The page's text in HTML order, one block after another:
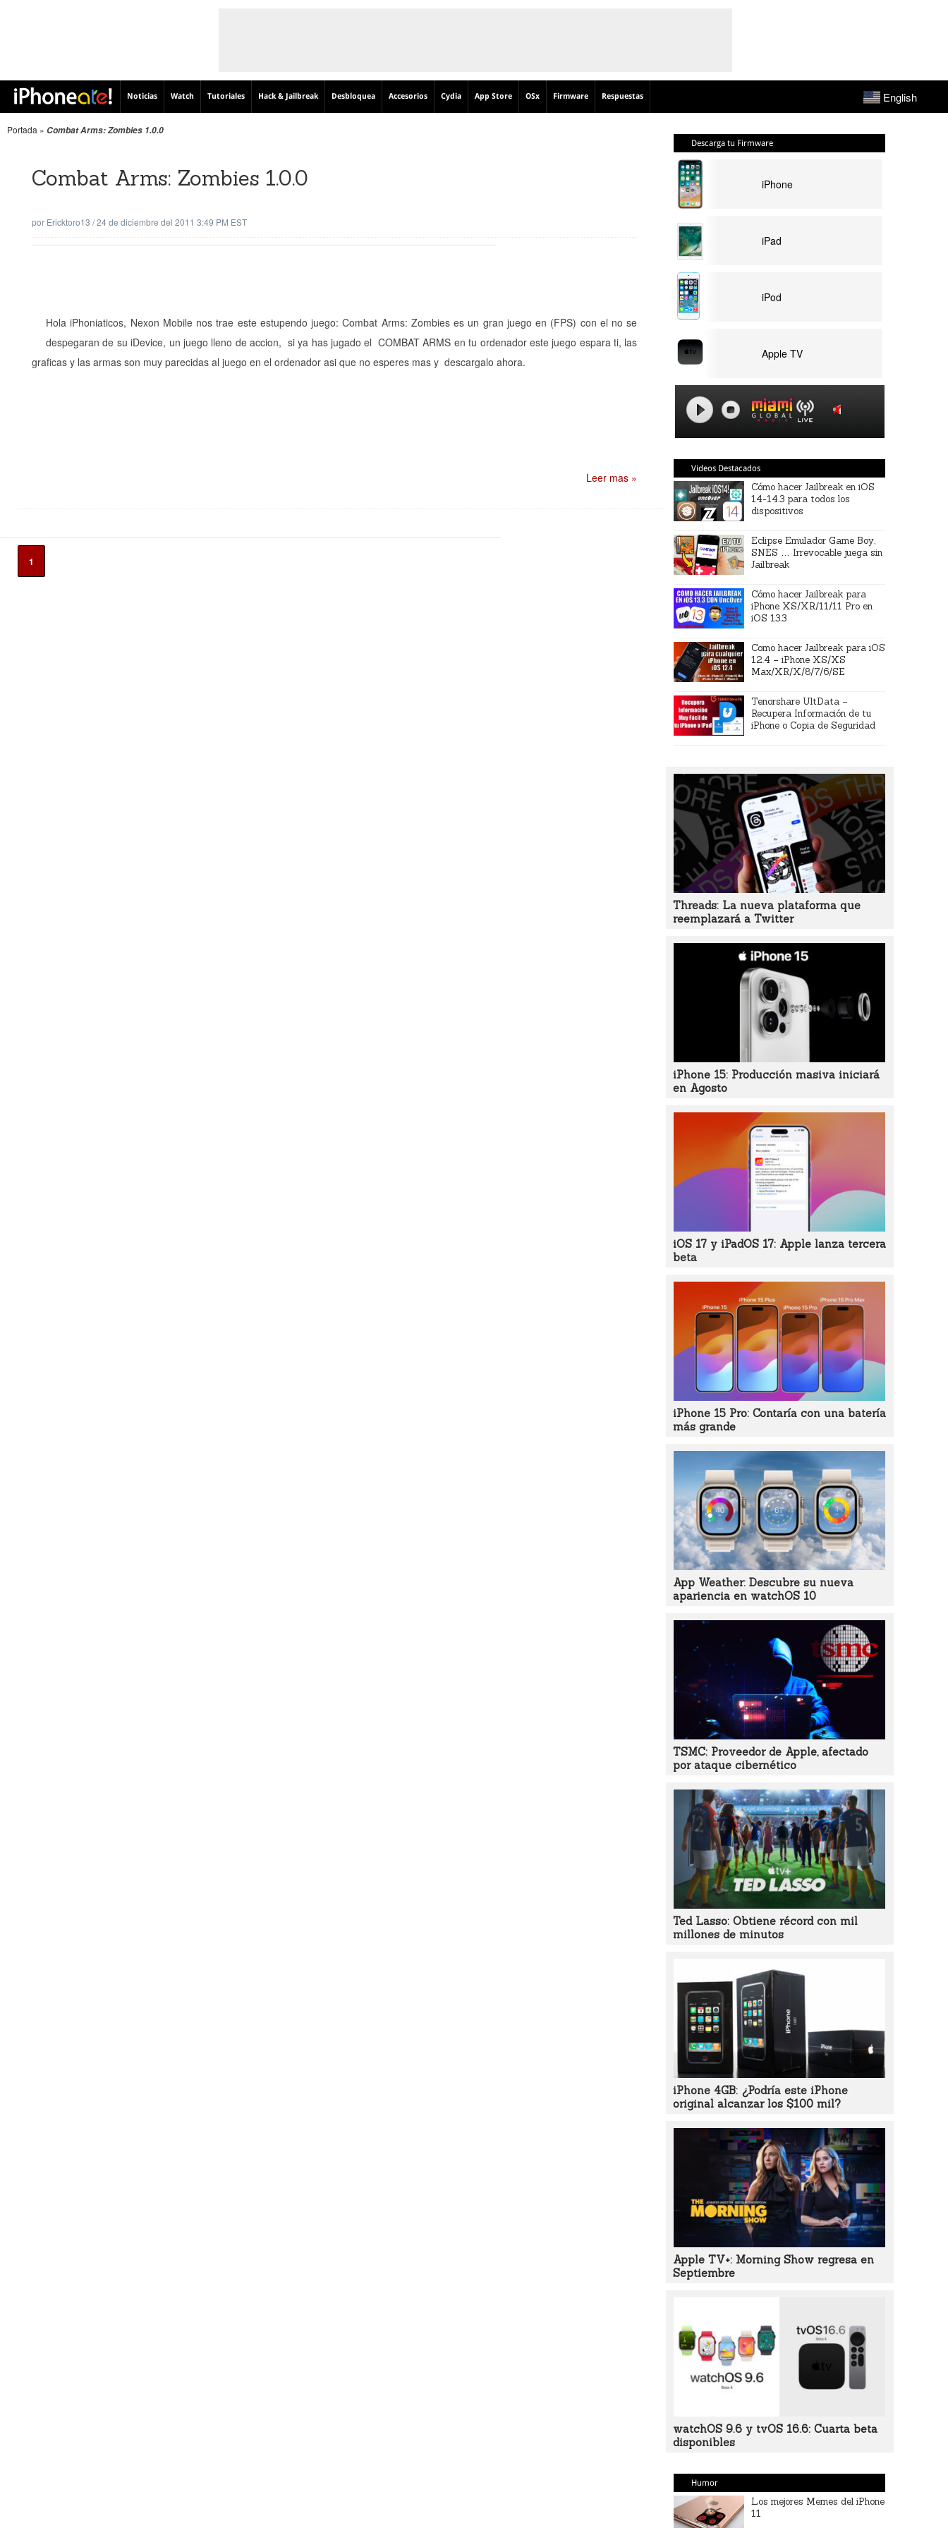
Noticias Watch Tutoriales Hack & Jailbreak Desbloquea Accesorios Cydia App Store OSx Firmware Respuestas English
Portada » Combat Arms: Zombies 1.0.0
Combat Arms: Zombies 1.0.0
por Ericktoro13 /24 de diciembre del 2011 3:49 PM EST
Hola iPhoniaticos, Nexon Mobile nos trae este estupendo juego: Combat Arms: Zombies es un gran juego en (FPS) con el no se
despegaran de su iDevice, un juego lleno de accion, si ya has jugado el COMBAT ARMS en tu ordenador este juego espara ti, las
graficas y las armas son muy parecidas al juego en el ordenador asi que no esperes mas y descargalo ahora.
Leer mas »
1
Descarga tu Firmware
iPhone
iPad
iPod
Apple TV
Videos Destacados
Cómo hacer Jailbreak en iOS
14-14.3 para todos los
dispositivos
Eclipse Emulador Game Boy,
SNES … Irrevocable juega sin
Jailbreak
Cómo hacer Jailbreak para
iPhone XS/XR/11/11 Pro en
iOS 13.3
Como hacer Jailbreak para iOS
12.4 – iPhone XS/XS
Max/XR/X/8/7/6/SE
Tenorshare UltData –
Recupera Información de tu
iPhone o Copia de Seguridad
Threads: La nueva plataforma que
reemplazará a Twitter
iPhone 15: Producción masiva iniciará
en Agosto
iOS 17 y iPadOS 17: Apple lanza tercera
beta
iPhone 15 Pro: Contaría con una batería
más grande
App Weather: Descubre su nueva
apariencia en watchOS 10
TSMC: Proveedor de Apple, afectado
por ataque cibernético
Ted Lasso: Obtiene récord con mil
millones de minutos
iPhone 4GB: ¿Podría este iPhone
original alcanzar los $100 mil?
Apple TV+: Morning Show regresa en
Septiembre
watchOS 9.6 y tvOS 16.6: Cuarta beta
disponibles
Humor
Los mejores Memes del iPhone
11